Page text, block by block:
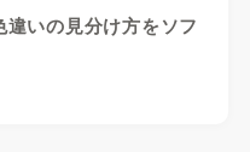
いの見分け方をソフ